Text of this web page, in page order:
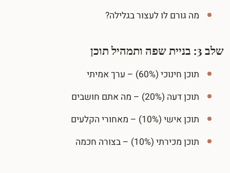
מה גורם לו לעצור בגלילה?
שלב 3: בניית שפה ותמהיל תוכן
תוכן חינוכי (60%) – ערך אמיתי
תוכן דעה (20%) – מה אתם חושבים
תוכן אישי (10%) – מאחורי הקלעים
תוכן מכירתי (10%) – בצורה חכמה